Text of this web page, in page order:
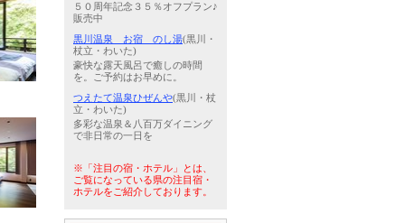
５０周年記念３５％オフプラン♪
販売中
黒川温泉 お宿 のし湯(黒川・
杖立・わいた)
豪快な露天風呂で癒しの時間
を。ご予約はお早めに。
つえたて温泉ひぜんや(黒川・杖
立・わいた)
多彩な温泉＆八百万ダイニング
で非日常の一日を
※「注目の宿・ホテル」とは、
ご覧になっている県の注目宿・
ホテルをご紹介しております。